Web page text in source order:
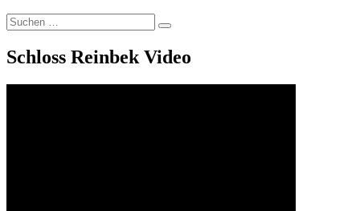
Suchen
nach:
Suchen
Schloss Reinbek Video